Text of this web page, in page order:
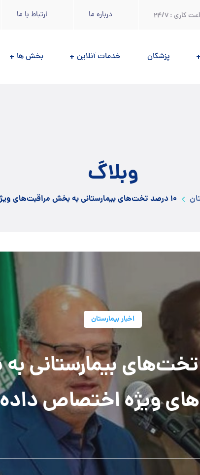
کاری : 24/7 درباره ما ارتباط با ما
پزشکان خدمات آنلاین بخش ها
وبلاگ
۱۰ درصد تخت‌های بیمارستانی به بخش مراقبت‌های ویژه اختصاص داده شد
اخبار بیمارستان
تخت‌های بیمارستانی
ویژه اختصاص